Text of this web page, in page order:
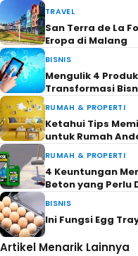
TRAVEL
San Terra de La
Eropa di Malang
BISNIS
Mengulik 4
Transformasi
RUMAH & PROPERTI
Ketahui Tips
untuk Rumah
RUMAH & PROPERTI
4 Keuntungan
Beton yang Perlu
BISNIS
Ini Fungsi Egg
Artikel Menarik Lainnya